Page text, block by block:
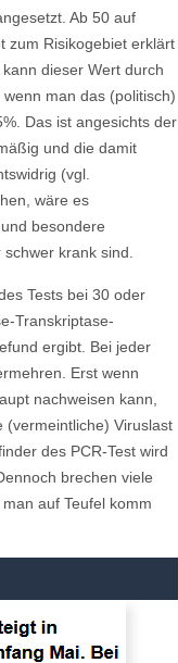
Ab 50 auf
zum Risikogebiet erklärt
dieser Wert durch
man das (politisch)
Das ist angesichts der
und die damit
(vgl.
wäre es
besondere
krank sind.
Tests bei 30 oder
Transkriptase-
ergibt. Bei jeder
Erst wenn
nachweisen kann,
(vermeintliche) Viruslast
des PCR-Test wird
brechen viele
auf Teufel komm